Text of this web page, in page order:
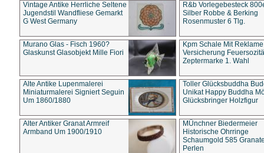
Vintage Antike Herrliche Seltene
Jugendstil Wandfliese Gemarkt
G West Germany
R&b Vorlegebesteck
Silber Robbe & Berking
Rosenmuster 6 Tlg.
Murano Glas - Fisch 1960?
Glaskunst Glasobjekt Mille Fiori
Kpm Schale Mit Reklame
Versicherung
Zeptermarke 1. Wahl
Alte Antike Lupenmalerei
Miniaturmalerei Signiert Seguin
Um 1860/1880
Toller Glücksbuddha
Unikat Happy Buddha
Glücksbringer Holzfigur
Alter Antiker Granat Armreif
Armband Um 1900/1910
MÜnchner Biedermeier
Historische Ohrringe
Schaumgold 585
Perlen